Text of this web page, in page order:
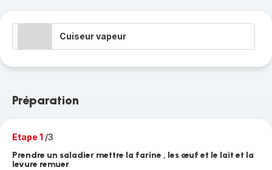
Cuiseur vapeur
Préparation
Etape 1 /3
Prendre un saladier mettre la farine , les œuf et le lait et la
levure remuer